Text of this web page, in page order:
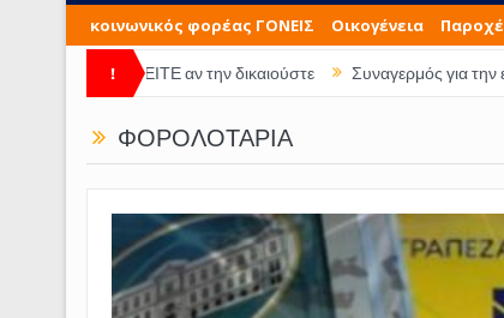
κοινωνικός φορέας ΓΟΝΕΙΣ
Οικογένεια
!
ΔΕΙΤΕ αν την δικαιούστε Συναγερμός για την εξαφάνιση
ΦΟΡΟΛΟΤΑΡΊΑ